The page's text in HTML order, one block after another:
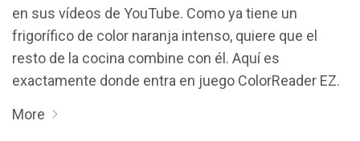
en sus vídeos de YouTube. Como ya tiene un
frigorífico de color naranja intenso, quiere que el
resto de la cocina combine con él. Aquí es
exactamente donde entra en juego ColorReader EZ.
More